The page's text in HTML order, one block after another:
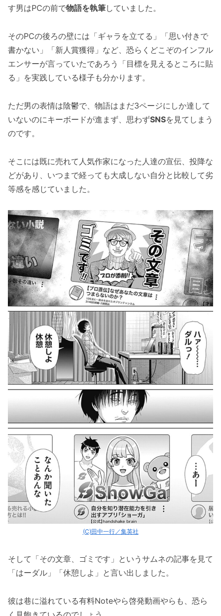
す男はPCの前で物語を執筆していました。
そのPCの後ろの壁には「ギャラを立てる」「思い付きで
書かない」「新人賞獲得」など、恐らくどこぞのインフル
エンサーが言っていたであろう「目標を見えるところに貼
る」を実践している様子も分かります。
ただ男の表情は陰鬱で、物語はまだ3ページにしか達して
いないのにキーボードが進まず、思わずSNSを見てしまう
のです。
そこには既に売れて人気作家になった人達の宣伝、投降な
どがあり、いつまで経っても大成しない自分と比較して劣
等感を感じていました。
(C)田中一行／集英社
そして「その文章、ゴミです」というサムネの記事を見て
「はーダル」「休憩しよ」と言い出しました。
彼は巷に溢れている有料Noteやら啓発動画やらも、恐ら